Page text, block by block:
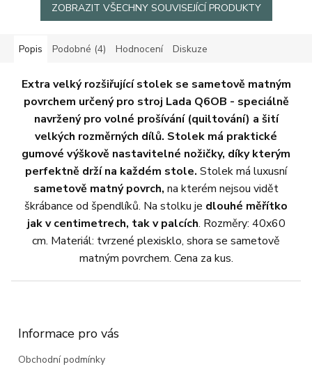
ZOBRAZIT VŠECHNY SOUVISEJÍCÍ PRODUKTY
Popis Podobné (4) Hodnocení Diskuze
Extra velký rozšiřující stolek se sametově matným
povrchem určený pro stroj Lada Q6OB - speciálně
navržený pro volné prošívání (quiltování) a šití
velkých rozměrných dílů. Stolek má praktické
gumové výškově nastavitelné nožičky, díky kterým
perfektně drží na každém stole. Stolek má luxusní
sametově matný povrch, na kterém nejsou vidět
škrábance od špendlíků. Na stolku je dlouhé měřítko
jak v centimetrech, tak v palcích. Rozměry: 40x60
cm. Materiál: tvrzené plexisklo, shora se sametově
matným povrchem. Cena za kus.
Informace pro vás
Obchodní podmínky